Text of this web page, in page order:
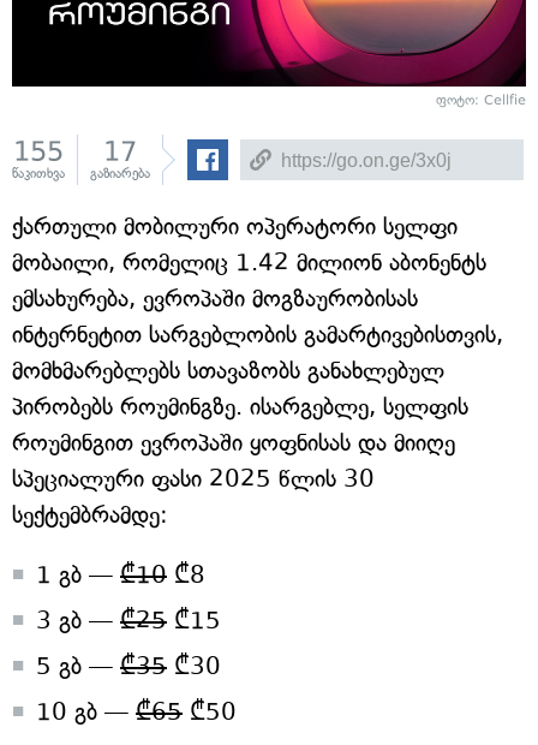
ფოტო: Cellfie
155
წაკითხვა
17
გაზიარება
ქართული მობილური ოპერატორი სელფი
მობაილი, რომელიც 1.42 მილიონ აბონენტს
ემსახურება, ევროპაში მოგზაურობისას
ინტერნეტით სარგებლობის გამარტივებისთვის,
მომხმარებლებს სთავაზობს განახლებულ
პირობებს როუმინგზე. ისარგებლე, სელფის
როუმინგით ევროპაში ყოფნისას და მიიღე
სპეციალური ფასი 2025 წლის 30
სექტემბრამდე:
1 გბ — ₾10 ₾8
3 გბ — ₾25 ₾15
5 გბ — ₾35 ₾30
10 გბ — ₾65 ₾50